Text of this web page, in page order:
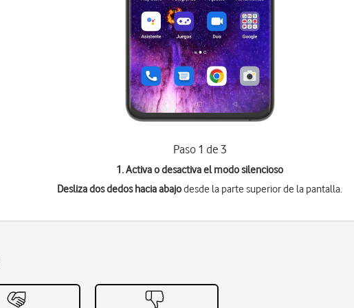
Paso 1 de 3
1. Activa o desactiva el modo silencioso
Desliza dos dedos hacia abajodesde la parte superior de la pantalla.